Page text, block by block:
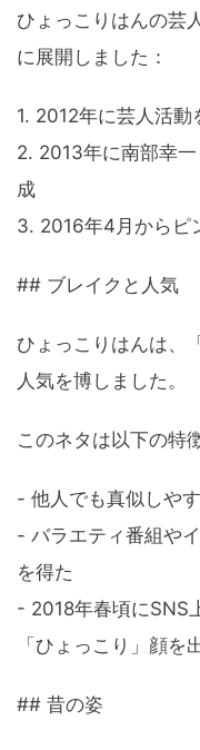
ひょっこりはんの芸
に展開しました：
1. 2012年に芸人活動
2. 2013年に南部幸
成
3. 2016年4月からピ
## ブレイクと人気
ひょっこりはんは、
人気を博しました。
このネタは以下の特
- 他人でも真似しや
- バラエティ番組や
を得た
- 2018年春頃にSNS
「ひょっこり」顔を
## 昔の姿